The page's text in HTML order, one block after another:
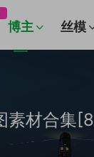
博主 丝模
素材合集